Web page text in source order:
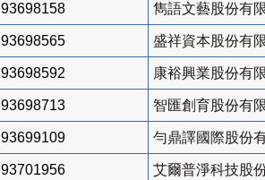
93698158 雋語文藝股份有
93698565 盛祥資本股份有
93698592 康裕興業股份有
93698713 智匯創育股份有
93699109 勻鼎譯國際股份
93701956 艾爾普淨科技股